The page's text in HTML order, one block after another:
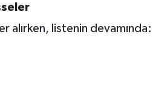
alırken, listenin devamında: